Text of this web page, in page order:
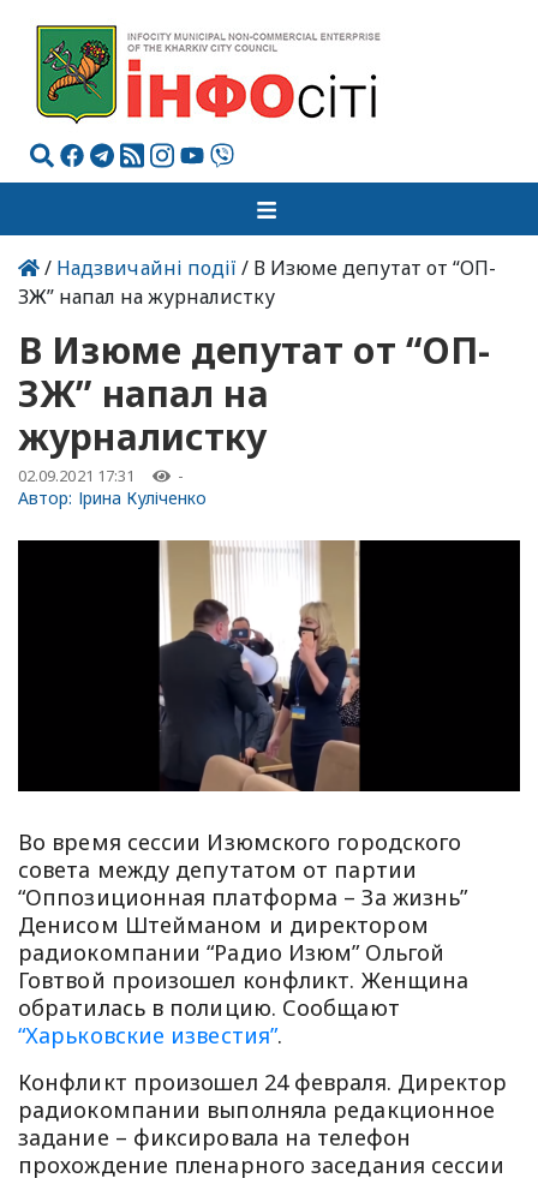
/ Надзвичайні події / В Изюме депутат от “ОП-
ЗЖ” напал на журналистку
В Изюме депутат от “ОП-
ЗЖ” напал на
журналистку
02.09.2021 17:31 -
Автор: Ірина Куліченко
Во время сессии Изюмского городского
совета между депутатом от партии
“Оппозиционная платформа – За жизнь”
Денисом Штейманом и директором
радиокомпании “Радио Изюм” Ольгой
Говтвой произошел конфликт. Женщина
обратилась в полицию. Сообщают
“Харьковские известия”.
Конфликт произошел 24 февраля. Директор
радиокомпании выполняла редакционное
задание – фиксировала на телефон
прохождение пленарного заседания сессии